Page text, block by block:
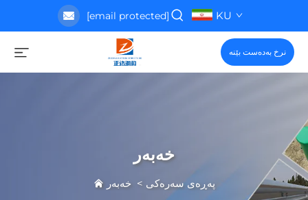
[email protected] KU
نرخ بەدەست بێنە
خەبەر
پەڕەی سەرەکی > خەبەر